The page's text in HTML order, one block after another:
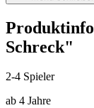
Schreck"
2-4 Spieler
ab 4 Jahre